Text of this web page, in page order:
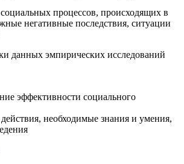
процессов, происходящих в
негативные последствия, ситуации
данных эмпирических исследований
эффективности социального
необходимые знания и умения,